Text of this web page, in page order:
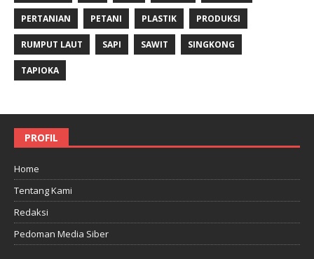
PERTANIAN PETANI PLASTIK PRODUKSI
RUMPUT LAUT SAPI SAWIT SINGKONG
TAPIOKA
PROFIL
Home
Tentang Kami
Redaksi
Pedoman Media Siber